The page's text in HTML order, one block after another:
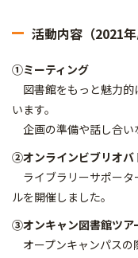
活動内容（2021年
①ミーティング
図書館をもっと魅力的
います。
企画の準備や話し合い
②オンラインビブリオバ
ライブラリーサポータ
ルを開催しました。
③オンキャン図書館ツア
オープンキャンパスの